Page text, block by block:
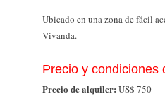
Ubicado en una zona de fácil
Vivanda.
Precio y condiciones
Precio de alquiler: US$ 750